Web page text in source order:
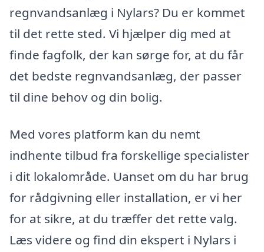
regnvandsanlæg i Nylars? Du er kommet
til det rette sted. Vi hjælper dig med at
finde fagfolk, der kan sørge for, at du får
det bedste regnvandsanlæg, der passer
til dine behov og din bolig.
Med vores platform kan du nemt
indhente tilbud fra forskellige specialister
i dit lokalområde. Uanset om du har brug
for rådgivning eller installation, er vi her
for at sikre, at du træffer det rette valg.
Læs videre og find din ekspert i Nylars i